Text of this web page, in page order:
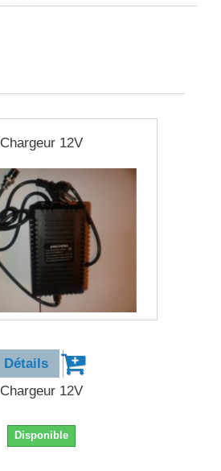
Chargeur 12V
Détails
Chargeur 12V
Disponible